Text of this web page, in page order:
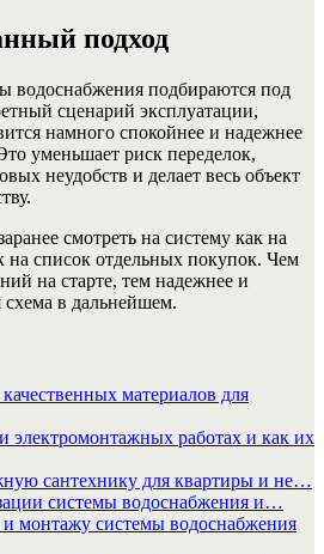
подход
водоснабжения подбираются под
сценарий эксплуатации,
намного спокойнее и надежнее
уменьшает риск переделок,
неудобств и делает весь объект
смотреть на систему как на
на список отдельных покупок. Чем
на старте, тем надежнее и
схема в дальнейшем.
материалов для
электромонтажных работах и как их
сантехнику для квартиры и не…
системы водоснабжения и…
монтажу системы водоснабжения